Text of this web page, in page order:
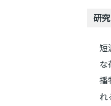
研
短
播
れ